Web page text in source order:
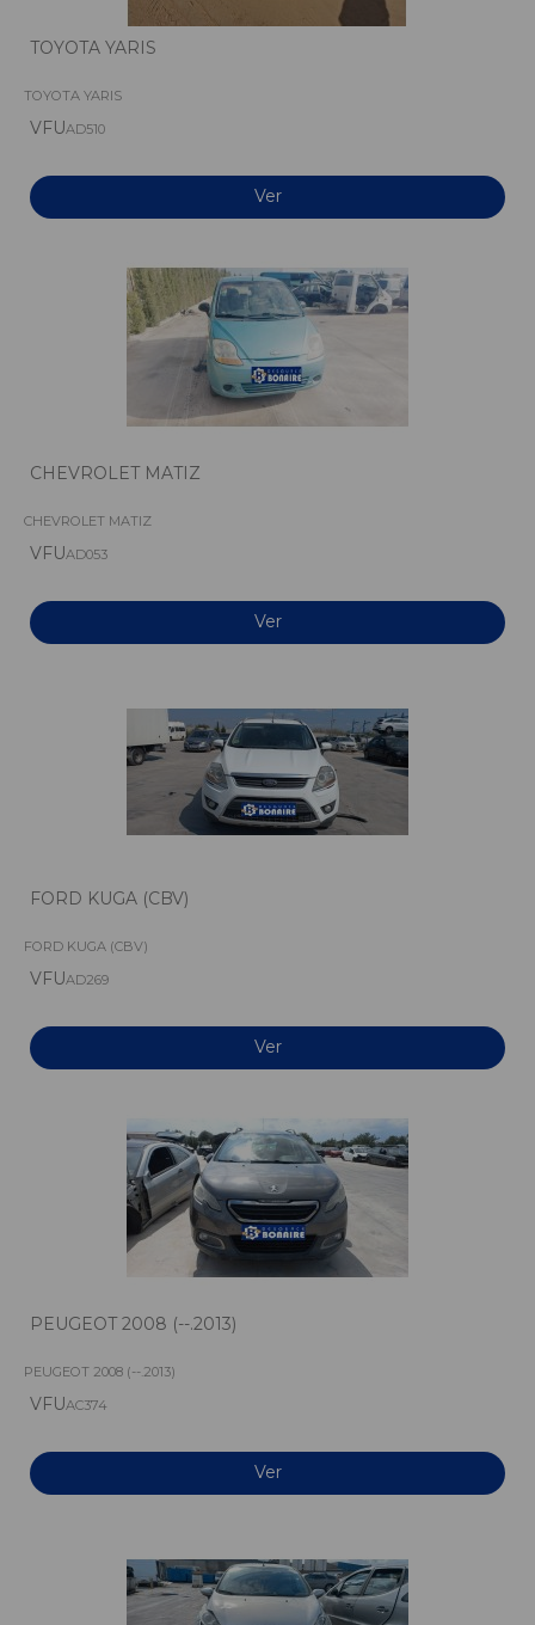
TOYOTA YARIS
TOYOTA YARIS
VFUAD510
Ver
CHEVROLET MATIZ
CHEVROLET MATIZ
VFUAD053
Ver
FORD KUGA (CBV)
FORD KUGA (CBV)
VFUAD269
Ver
PEUGEOT 2008 (--.2013)
PEUGEOT 2008 (--.2013)
VFUAC374
Ver